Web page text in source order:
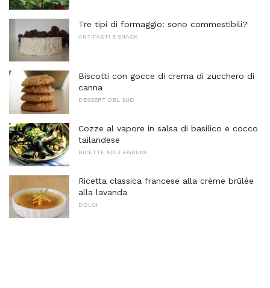
Tre tipi di formaggio: sono commestibili?
ANTIPASTI E SNACK
Biscotti con gocce di crema di zucchero di
canna
DESSERT DEL SUD
Cozze al vapore in salsa di basilico e cocco
tailandese
RICETTE AGLI AGRUMI
Ricetta classica francese alla crème brûlée
alla lavanda
DOLCI